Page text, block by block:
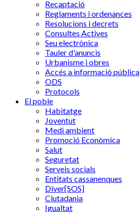
Recaptació
Reglaments i ordenances
Resolucions i decrets
Consultes Actives
Seu electrònica
Tauler d'anuncis
Urbanisme i obres
Accés a informació pública
ODS
Protocols
El poble
Habitatge
Joventut
Medi ambient
Promoció Econòmica
Salut
Seguretat
Serveis socials
Entitats cassanenques
Diver[SOS]
Ciutadania
Igualtat